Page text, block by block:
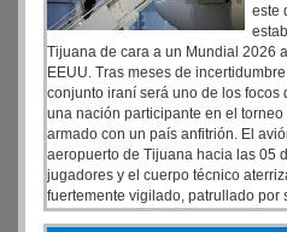
este
Tijuana de cara a un Mundial 2026
EEUU. Tras meses de
conjunto iraní será uno de los
una nación participante en el
armado con un país anfitrión. El
aeropuerto de Tijuana hacia las 05
jugadores y el cuerpo técnico
fuertemente vigilado, patrullado por
Nacional mexicana